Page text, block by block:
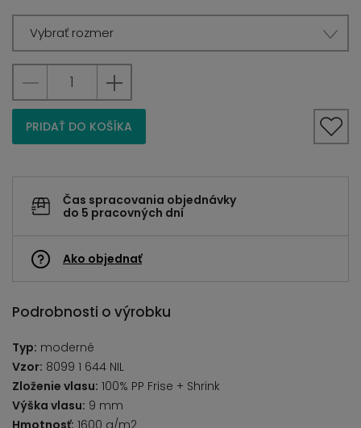
Vybrať rozmer
PRIDAŤ DO KOŠÍKA
Čas spracovania objednávky
do 5 pracovných dní
Ako objednať
Podrobnosti o výrobku
Typ: moderné
Vzor: 8099 1 644 NIL
Zloženie vlasu: 100% PP Frise + Shrink
Výška vlasu: 9 mm
Hmotnosť: 1600 g/m2